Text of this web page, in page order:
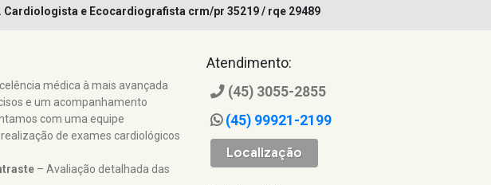
Cardiologista e Ecocardiografista crm/pr 35219 / rqe 29489
médica à mais avançada
e um acompanhamento
com uma equipe
de exames cardiológicos
– Avaliação detalhada das
Atendimento:
(45) 3055-2855
(45) 99921-2199
Localização